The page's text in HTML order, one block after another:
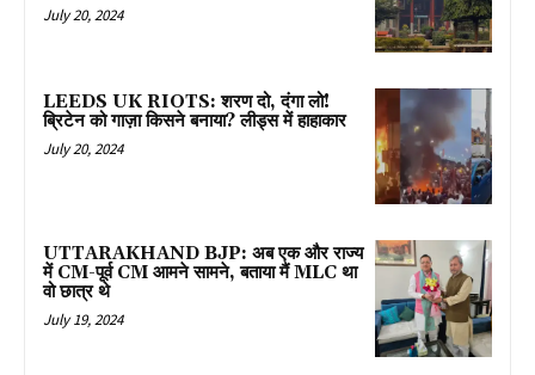
July 20, 2024
LEEDS UK RIOTS: शरण दो, दंगा लो!
ब्रिटेन को गाज़ा किसने बनाया? लीड्स में हाहाकार
July 20, 2024
UTTARAKHAND BJP: अब एक और राज्य
में CM-पूर्व CM आमने सामने, बताया मैं MLC था
वो छात्र थे
July 19, 2024